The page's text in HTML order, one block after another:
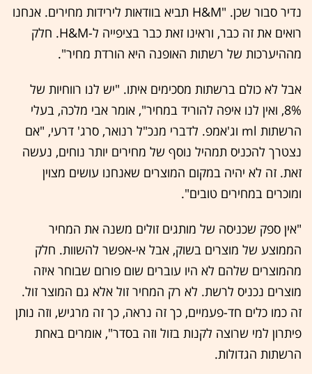
נדיר סבור שכן. "H&M תביא בוודאות לירידות מחירים. אנחנו
רואים את זה כבר, וראינו זאת כבר בציפייה ל-H&M. חלק
מההיערכות של רשתות האופנה היא הורדת מחיר".
אבל לא כולם ברשתות מסכימים איתו. "יש לנו רווחיות של
8%, ואין לנו איפה להוריד במחיר", אומר אבי מלכה, בעלי
הרשתות ml וג'אמפ. לדברי מנכ"ל רנואר, סרג' דרעי, "אם
נצטרך להכניס תמהיל נוסף של מחירים יותר נוחים, נעשה
זאת. זה לא יהיה במקום המוצרים שאנחנו עושים מצוין
ומוכרים במחירים טובים".
"אין ספק שכניסה של מותגים זולים משנה את המחיר
הממוצע של מוצרים בשוק, אבל אי-אפשר להשוות. חלק
מהמוצרים שלהם לא היו עוברים שום פורום שבוחר איזה
מוצרים נכניס לרשת. לא רק המחיר זול אלא גם המוצר זול.
זה כמו כלים חד-פעמיים, כך זה נראה, כך זה מרגיש, וזה נותן
פיתרון למי שרוצה לקנות בזול וזה בסדר", אומרים באחת
הרשתות הגדולות.